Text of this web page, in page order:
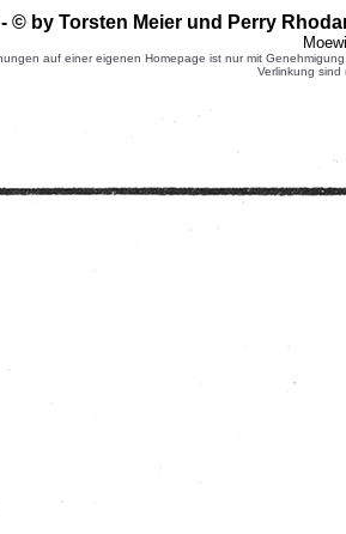
© by Torsten Meier und Perry
auf einer eigenen Homepage ist nur mit
Verlinkung sind